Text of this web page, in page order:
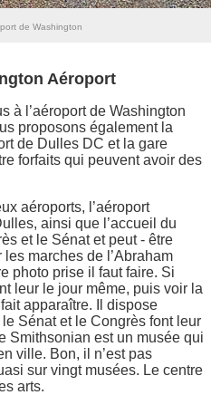
de Washington
Aéroport
à l’aéroport de Washington
proposons également la
de Dulles DC et la gare
forfaits qui peuvent avoir des
aéroports, l’aéroport
ainsi que l’accueil du
et le Sénat et peut - être
marches de l’Abraham
photo prise il faut faire. Si
leur le jour même, puis voir la
apparaître. Il dispose
Sénat et le Congrès font leur
Smithsonian est un musée qui
ville. Bon, il n’est pas
sur vingt musées. Le centre
arts.